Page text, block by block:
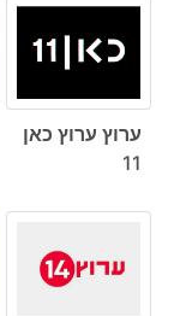
ערוץ ערוץ כאן
11